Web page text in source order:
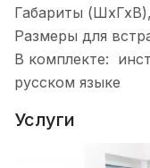
Габариты
Размеры для
В комплекте:
русском языке
Услуги